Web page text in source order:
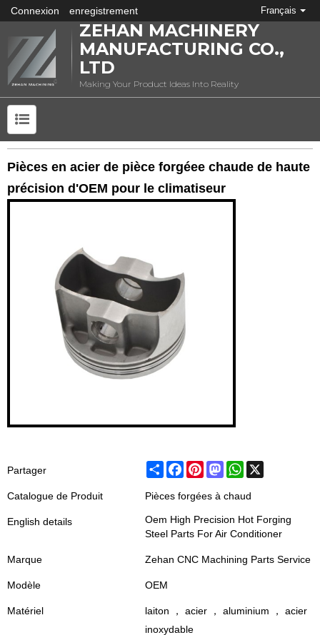
Connexion enregistrement Français
ZEHAN MACHINERY
MANUFACTURING CO.,
LTD
Making Your Product Ideas Into Reality
Pièces en acier de pièce forgéee chaude de haute
précision d'OEM pour le climatiseur
Partager ShareFacebookPinterestMastodonWhatsApp
Catalogue de Produit Pièces forgées à chaud
English details
Oem High Precision Hot Forging
Steel Parts For Air Conditioner
Marque Zehan CNC Machining Parts Service
Modèle OEM
Matériel
laiton ， acier ， aluminium ， acier
inoxydable